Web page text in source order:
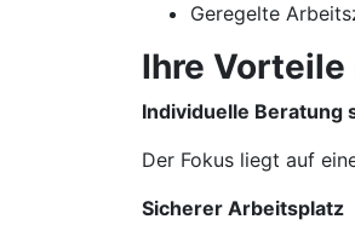
Geregelte
Ihre
Individuelle Beratung
Der Fokus liegt auf
Sicherer Arbeitsplatz